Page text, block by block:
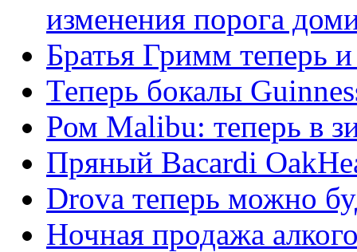
изменения порога
Братья Гримм теперь
Теперь бокалы
Ром Malibu: теперь в
Пряный Bacardi
Drova теперь можно
Ночная продажа